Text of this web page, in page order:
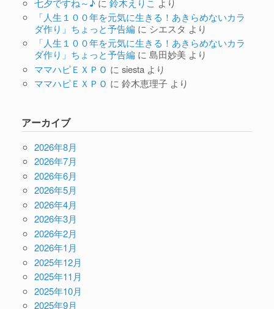
「人生１００年を元気に生きる！あきらめないカラ
ダ作り」ちょっと予告編に シエスタ より
「人生１００年を元気に生きる！あきらめないカラ
ダ作り」ちょっと予告編に 島田妙美 より
ママハピＥＸＰＯ に siestaより
ママハピＥＸＰＯ に 鈴木恵理子より
アーカイブ
2026年8月
2026年7月
2026年6月
2026年5月
2026年4月
2026年3月
2026年2月
2026年1月
2025年12月
2025年11月
2025年10月
2025年9月